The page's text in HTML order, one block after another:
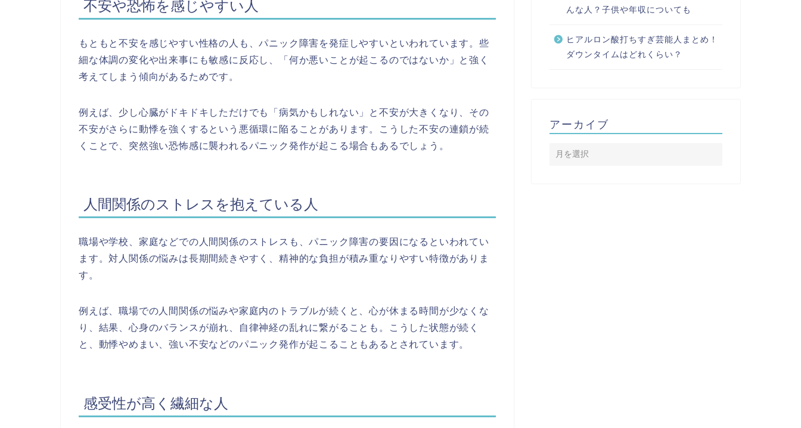
不安や恐怖を感じやすい人
もともと不安を感じやすい性格の人も、パニック障害を発症しやすいといわれています。些
細な体調の変化や出来事にも敏感に反応し、「何か悪いことが起こるのではないか」と強く
考えてしまう傾向があるためです。
例えば、少し心臓がドキドキしただけでも「病気かもしれない」と不安が大きくなり、その
不安がさらに動悸を強くするという悪循環に陥ることがあります。こうした不安の連鎖が続
くことで、突然強い恐怖感に襲われるパニック発作が起こる場合もあるでしょう。
人間関係のストレスを抱えている人
職場や学校、家庭などでの人間関係のストレスも、パニック障害の要因になるといわれてい
ます。対人関係の悩みは長期間続きやすく、精神的な負担が積み重なりやすい特徴がありま
す。
例えば、職場での人間関係の悩みや家庭内のトラブルが続くと、心が休まる時間が少なくな
り、結果、心身のバランスが崩れ、自律神経の乱れに繋がることも。こうした状態が続く
と、動悸やめまい、強い不安などのパニック発作が起こることもあるとされています。
感受性が高く繊細な人
んな人？子供や年収についても
ヒアルロン酸打ちすぎ芸能人まとめ！
ダウンタイムはどれくらい？
アーカイブ